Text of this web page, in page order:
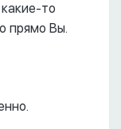
то
прямо Вы.